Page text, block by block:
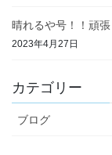
晴れるや号！！頑張
2023年4月27日
カテゴリー
ブログ